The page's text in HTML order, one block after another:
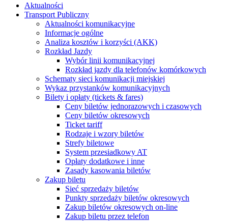
Aktualności
Transport Publiczny
Aktualności komunikacyjne
Informacje ogólne
Analiza kosztów i korzyści (AKK)
Rozkład Jazdy
Wybór linii komunikacyjnej
Rozkład jazdy dla telefonów komórkowych
Schematy sieci komunikacji miejskiej
Wykaz przystanków komunikacyjnych
Bilety i opłaty (tickets & fares)
Ceny biletów jednorazowych i czasowych
Ceny biletów okresowych
Ticket tariff
Rodzaje i wzory biletów
Strefy biletowe
System przesiadkowy AT
Opłaty dodatkowe i inne
Zasady kasowania biletów
Zakup biletu
Sieć sprzedaży biletów
Punkty sprzedaży biletów okresowych
Zakup biletów okresowych on-line
Zakup biletu przez telefon